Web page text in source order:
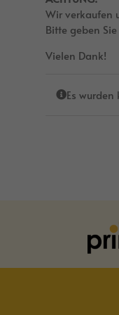
Wir verkaufen
Bitte geben
Vielen Dank!
Es